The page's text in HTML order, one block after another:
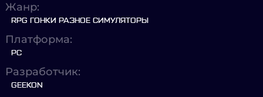
Жанр:
RPG ГОНКИ РАЗНОЕ СИМУЛЯТОРЫ
Платформа:
PC
Разработчик:
GEEKON